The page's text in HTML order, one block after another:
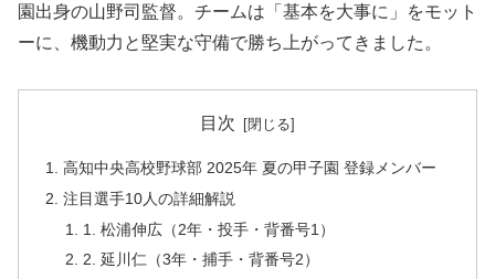
園出身の山野司監督。チームは「基本を大事に」をモット
ーに、機動力と堅実な守備で勝ち上がってきました。
目次
高知中央高校野球部 2025年 夏の甲子園 登録メンバー
注目選手10人の詳細解説
1. 松浦伸広（2年・投手・背番号1）
2. 延川仁（3年・捕手・背番号2）